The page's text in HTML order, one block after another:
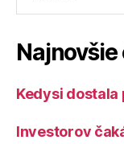
Kedysi
Investorov